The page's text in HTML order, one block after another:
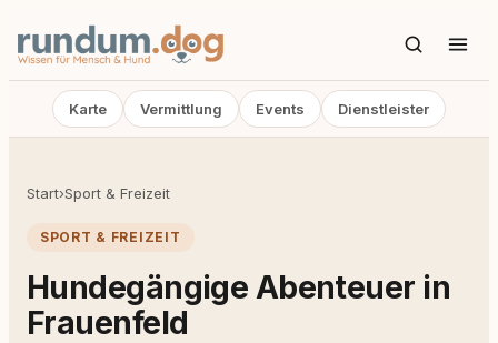
Karte Vermittlung Events Dienstleister
Start›Sport & Freizeit
SPORT & FREIZEIT
Hundegängige Abenteuer in
Frauenfeld